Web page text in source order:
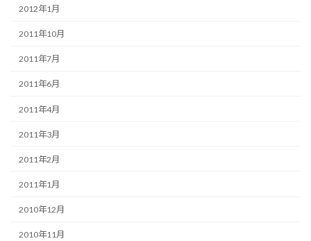
2012年1月
2011年10月
2011年7月
2011年6月
2011年4月
2011年3月
2011年2月
2011年1月
2010年12月
2010年11月